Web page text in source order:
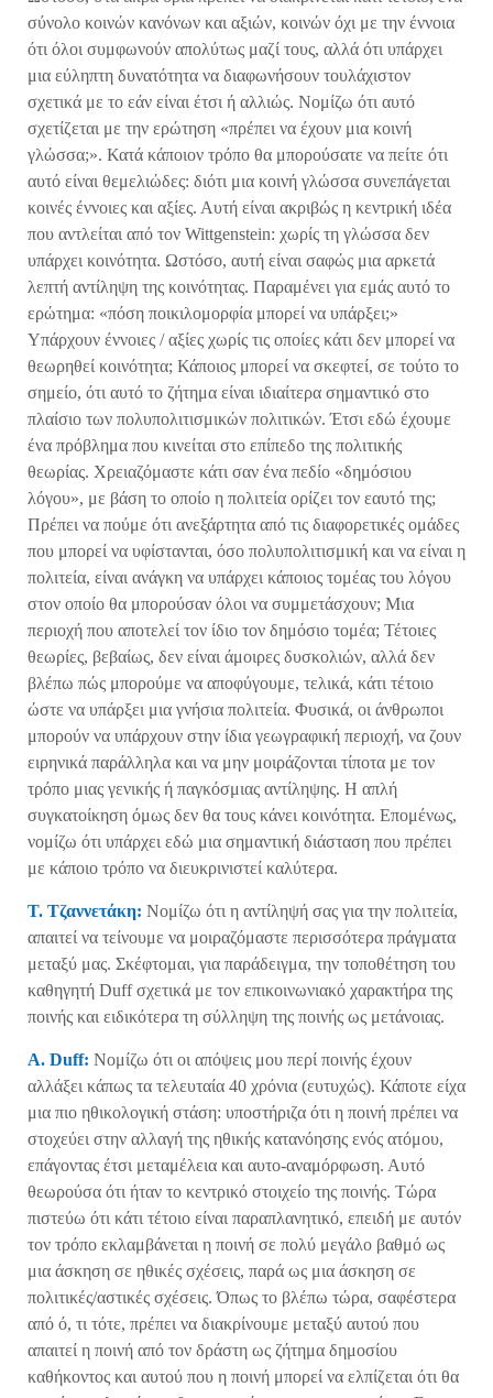
σύνολο κοινών κανόνων και αξιών, κοινών όχι με την έννοια
ότι όλοι συμφωνούν απολύτως μαζί τους, αλλά ότι υπάρχει
μια εύληπτη δυνατότητα να διαφωνήσουν τουλάχιστον
σχετικά με το εάν είναι έτσι ή αλλιώς. Νομίζω ότι αυτό
σχετίζεται με την ερώτηση «πρέπει να έχουν μια κοινή
γλώσσα;». Κατά κάποιον τρόπο θα μπορούσατε να πείτε ότι
αυτό είναι θεμελιώδες: διότι μια κοινή γλώσσα συνεπάγεται
κοινές έννοιες και αξίες. Αυτή είναι ακριβώς η κεντρική ιδέα
που αντλείται από τον Wittgenstein: χωρίς τη γλώσσα δεν
υπάρχει κοινότητα. Ωστόσο, αυτή είναι σαφώς μια αρκετά
λεπτή αντίληψη της κοινότητας. Παραμένει για εμάς αυτό το
ερώτημα: «πόση ποικιλομορφία μπορεί να υπάρξει;»
Υπάρχουν έννοιες / αξίες χωρίς τις οποίες κάτι δεν μπορεί να
θεωρηθεί κοινότητα; Κάποιος μπορεί να σκεφτεί, σε τούτο το
σημείο, ότι αυτό το ζήτημα είναι ιδιαίτερα σημαντικό στο
πλαίσιο των πολυπολιτισμικών πολιτικών. Έτσι εδώ έχουμε
ένα πρόβλημα που κινείται στο επίπεδο της πολιτικής
θεωρίας. Χρειαζόμαστε κάτι σαν ένα πεδίο «δημόσιου
λόγου», με βάση το οποίο η πολιτεία ορίζει τον εαυτό της;
Πρέπει να πούμε ότι ανεξάρτητα από τις διαφορετικές ομάδες
που μπορεί να υφίστανται, όσο πολυπολιτισμική και να είναι η
πολιτεία, είναι ανάγκη να υπάρχει κάποιος τομέας του λόγου
στον οποίο θα μπορούσαν όλοι να συμμετάσχουν; Μια
περιοχή που αποτελεί τον ίδιο τον δημόσιο τομέα; Τέτοιες
θεωρίες, βεβαίως, δεν είναι άμοιρες δυσκολιών, αλλά δεν
βλέπω πώς μπορούμε να αποφύγουμε, τελικά, κάτι τέτοιο
ώστε να υπάρξει μια γνήσια πολιτεία. Φυσικά, οι άνθρωποι
μπορούν να υπάρχουν στην ίδια γεωγραφική περιοχή, να ζουν
ειρηνικά παράλληλα και να μην μοιράζονται τίποτα με τον
τρόπο μιας γενικής ή παγκόσμιας αντίληψης. Η απλή
συγκατοίκηση όμως δεν θα τους κάνει κοινότητα. Επομένως,
νομίζω ότι υπάρχει εδώ μια σημαντική διάσταση που πρέπει
με κάποιο τρόπο να διευκρινιστεί καλύτερα.
Τ. Τζαννετάκη: Νομίζω ότι η αντίληψή σας για την πολιτεία,
απαιτεί να τείνουμε να μοιραζόμαστε περισσότερα πράγματα
μεταξύ μας. Σκέφτομαι, για παράδειγμα, την τοποθέτηση του
καθηγητή Duff σχετικά με τον επικοινωνιακό χαρακτήρα της
ποινής και ειδικότερα τη σύλληψη της ποινής ως μετάνοιας.
A. Duff: Νομίζω ότι οι απόψεις μου περί ποινής έχουν
αλλάξει κάπως τα τελευταία 40 χρόνια (ευτυχώς). Κάποτε είχα
μια πιο ηθικολογική στάση: υποστήριζα ότι η ποινή πρέπει να
στοχεύει στην αλλαγή της ηθικής κατανόησης ενός ατόμου,
επάγοντας έτσι μεταμέλεια και αυτο-αναμόρφωση. Αυτό
θεωρούσα ότι ήταν το κεντρικό στοιχείο της ποινής. Τώρα
πιστεύω ότι κάτι τέτοιο είναι παραπλανητικό, επειδή με αυτόν
τον τρόπο εκλαμβάνεται η ποινή σε πολύ μεγάλο βαθμό ως
μια άσκηση σε ηθικές σχέσεις, παρά ως μια άσκηση σε
πολιτικές/αστικές σχέσεις. Όπως το βλέπω τώρα, σαφέστερα
από ό, τι τότε, πρέπει να διακρίνουμε μεταξύ αυτού που
απαιτεί η ποινή από τον δράστη ως ζήτημα δημοσίου
καθήκοντος και αυτού που η ποινή μπορεί να ελπίζεται ότι θα